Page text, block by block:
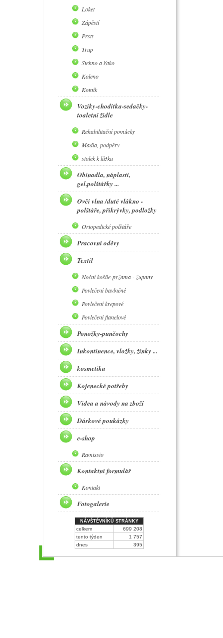
Loket
Zápěstí
Prsty
Trup
Stehno a lýtko
Koleno
Kotník
Vozíky-chodítka-sedačky-
toaletní židle
Rehabilitační pomůcky
Madla, podpěry
stolek k lůžku
Obinadla, náplasti,
gel.polštářky ...
Ovčí vlna /duté vlákno -
polštáře, přikrývky, podložky
Ortopedické polštáře
Pracovní oděvy
Textil
Noční košile-pyžama - župany
Povlečení bavlněné
Povlečení krepové
Povlečení flanelové
Ponožky-punčochy
Inkontinence, vložky, žínky ...
kosmetika
Kojenecké potřeby
Videa a návody na zboží
Dárkové poukázky
e-shop
Ramissio
Kontaktní formulář
Kontakt
Fotogalerie
NÁVŠTĚVNÍKŮ STRÁNKY
celkem
699 208
tento týden
1 757
dnes
395